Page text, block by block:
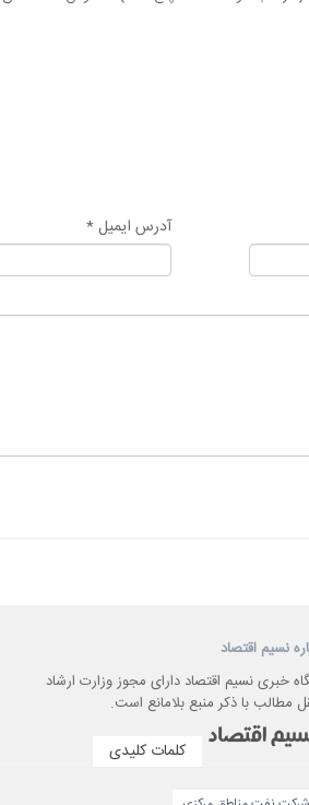
آدرس ایمیل *
نسیم اقتصاد
خبری نسیم اقتصاد دارای مجوز وزارت ارشاد
مطالب با ذکر منبع بلامانع است.
کلمات کلیدی